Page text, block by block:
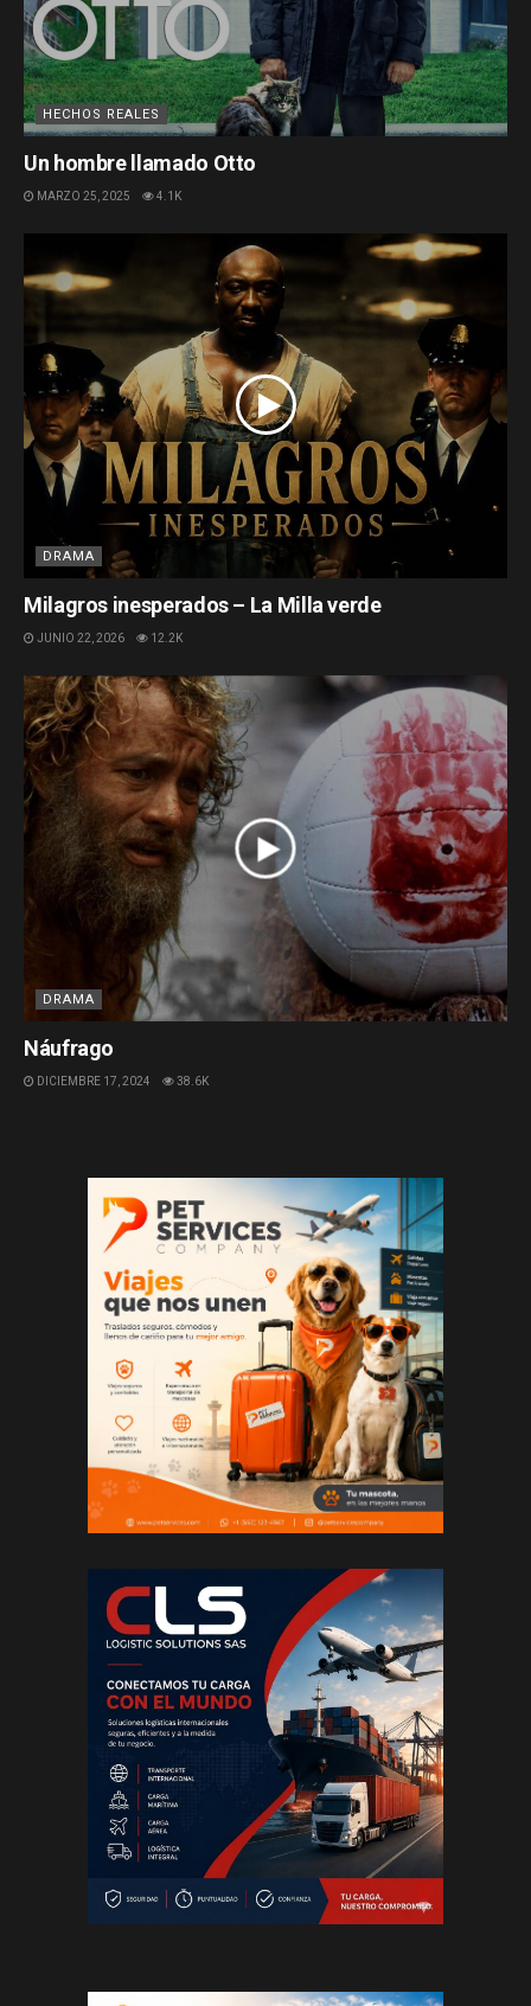
HECHOS REALES
Un hombre llamado Otto
MARZO 25, 2025 4.1K
DRAMA
Milagros inesperados – La Milla verde
JUNIO 22, 2026 12.2K
DRAMA
Náufrago
DICIEMBRE 17, 2024 38.6K